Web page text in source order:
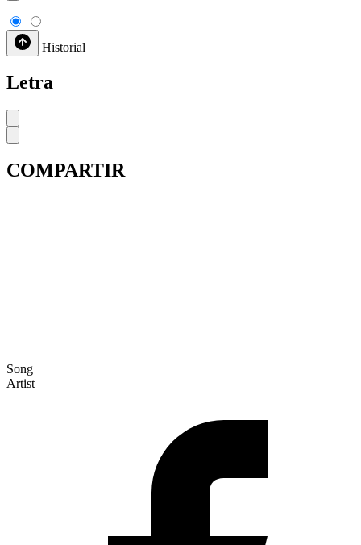
Historial
Letra
COMPARTIR
Song
Artist